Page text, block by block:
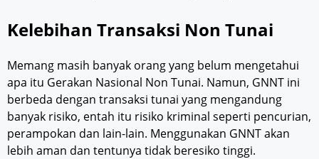
Kelebihan Transaksi Non Tunai
Memang masih banyak orang yang belum mengetahui
apa itu Gerakan Nasional Non Tunai. Namun, GNNT ini
berbeda dengan transaksi tunai yang mengandung
banyak risiko, entah itu risiko kriminal seperti pencurian,
perampokan dan lain-lain. Menggunakan GNNT akan
lebih aman dan tentunya tidak beresiko tinggi.